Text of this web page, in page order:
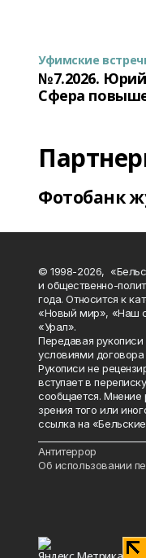
Уфимские
№7.2026.
Сфера
Фотобанк
© 1998-2026,
и общественно-
года. Относится к
«Новый мир», «Наш
«Урал».
Передавая
условиями
Рукописи не
вступает в
сообщается. Мнение
зрения того или
ссылка на
Антитеррор
Об использовании